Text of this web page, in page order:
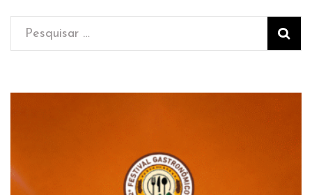
Pesquisar
por: